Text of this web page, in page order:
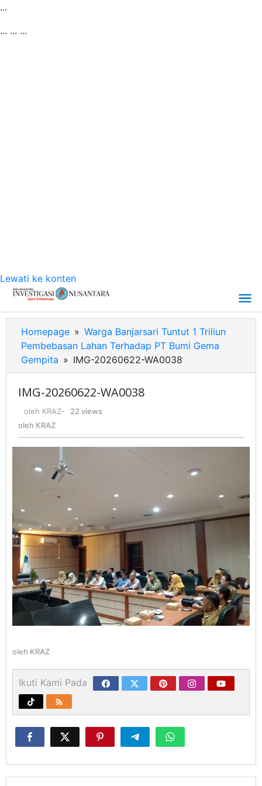
...
... ... ...
Lewati ke konten
Homepage » Warga Banjarsari Tuntut 1 Triliun
Pembebasan Lahan Terhadap PT Bumi Gema
Gempita » IMG-20260622-WA0038
IMG-20260622-WA0038
oleh KRAZ-
22 views
oleh KRAZ
oleh KRAZ
Ikuti Kami Pada